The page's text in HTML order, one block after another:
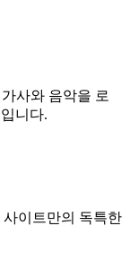
사와 음악을 로
니다.
사이트만의 독특한